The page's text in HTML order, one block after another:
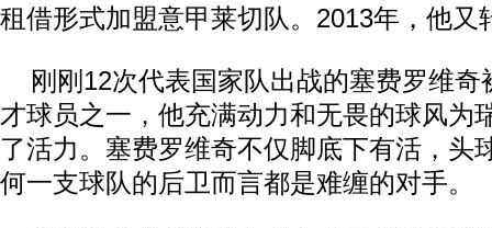
租借形式加盟意甲莱切队。2013年，他又
刚刚12次代表国家队出战的塞费罗维奇
才球员之一，他充满动力和无畏的球风为
了活力。塞费罗维奇不仅脚底下有活，头
何一支球队的后卫而言都是难缠的对手。